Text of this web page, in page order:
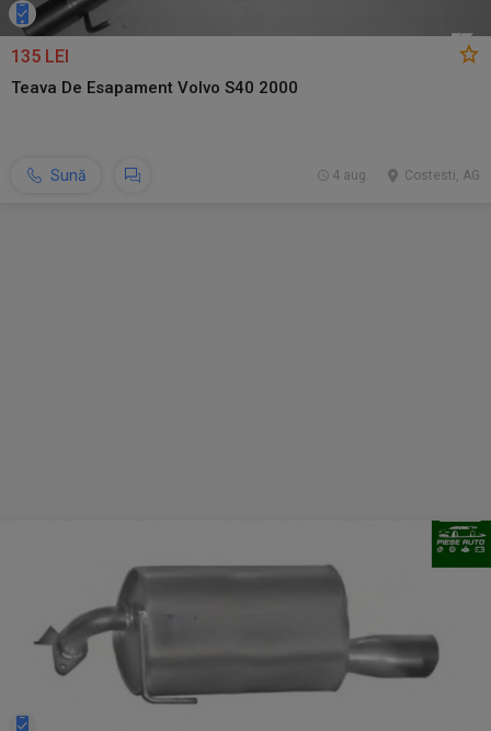
135 LEI
Teava De Esapament Volvo S40 2000
Sună Costesti, AG
4 aug.